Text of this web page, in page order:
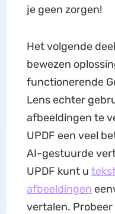
je geen zorgen!
Het volgende
bewezen
functionerende
Lens echter
afbeeldingen te
UPDF een veel
AI-gestuurde
UPDF kunt u
afbeeldingen
vertalen. Probeer